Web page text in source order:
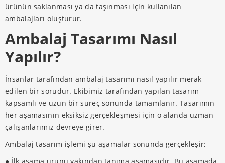
ürünün saklanması ya da taşınması için kullanılan
ambalajları oluşturur.
Ambalaj Tasarımı Nasıl
Yapılır?
İnsanlar tarafından ambalaj tasarımı nasıl yapılır​ merak
edilen bir sorudur. Ekibimiz tarafından yapılan tasarım
kapsamlı ve uzun bir süreç sonunda tamamlanır. Tasarımın
her aşamasının eksiksiz gerçekleşmesi için o alanda uzman
çalışanlarımız devreye girer.
Ambalaj tasarım işlemi şu aşamalar sonunda gerçekleşir;